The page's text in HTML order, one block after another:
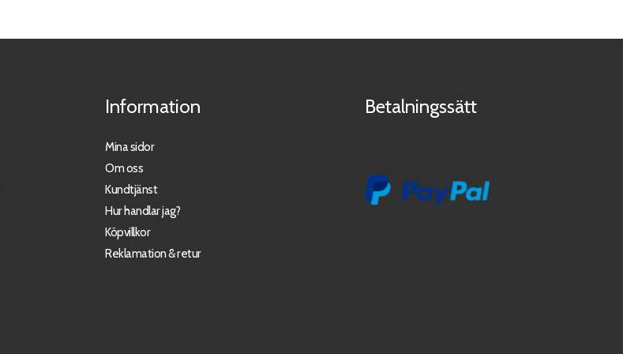
Information
Mina sidor
Om oss
Kundtjänst
Hur handlar jag?
Köpvillkor
Reklamation & retur
Betalningssätt